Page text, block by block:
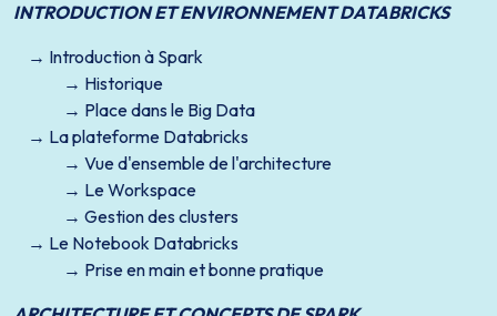
INTRODUCTION ET ENVIRONNEMENT DATABRICKS
Introduction à Spark
Historique
Place dans le Big Data
La plateforme Databricks
Vue d'ensemble de l'architecture
Le Workspace
Gestion des clusters
Le Notebook Databricks
Prise en main et bonne pratique